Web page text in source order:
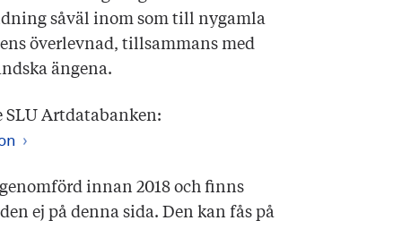
såväl inom som till nygamla
överlevnad, tillsammans med
ängena.
SLU Artdatabanken:
innan 2018 och finns
ej på denna sida. Den kan fås på